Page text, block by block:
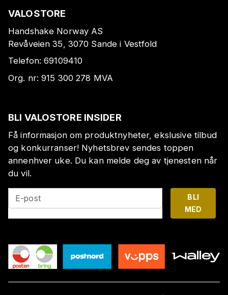
VALOSTORE
Handshake Norway AS
Revåveien 35, 3070 Sande i Vestfold
Telefon:69109410
Org. nr:915 300 278 MVA
BLI VALOSTORE INSIDER
Få informasjon om produktnyheter, ekslusive tilbud
og konkurranser! Nyhetsbrev sendes toppen
annenhver uke. Du kan melde deg av tjenesten når
du vil.
E-post
BLI
MED